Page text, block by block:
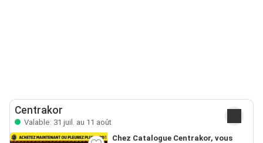
Centrakor
Valable: 31 juil. au 11 août
Chez Catalogue Centrakor, vous